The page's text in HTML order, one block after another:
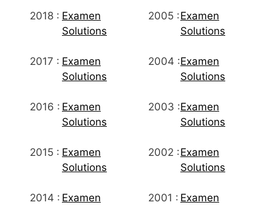
2018 : Examen
Solutions
2017 : Examen
Solutions
2016 : Examen
Solutions
2015 : Examen
Solutions
2014 : Examen
2005 :Examen
Solutions
2004 :Examen
Solutions
2003 :Examen
Solutions
2002 :Examen
Solutions
2001 : Examen